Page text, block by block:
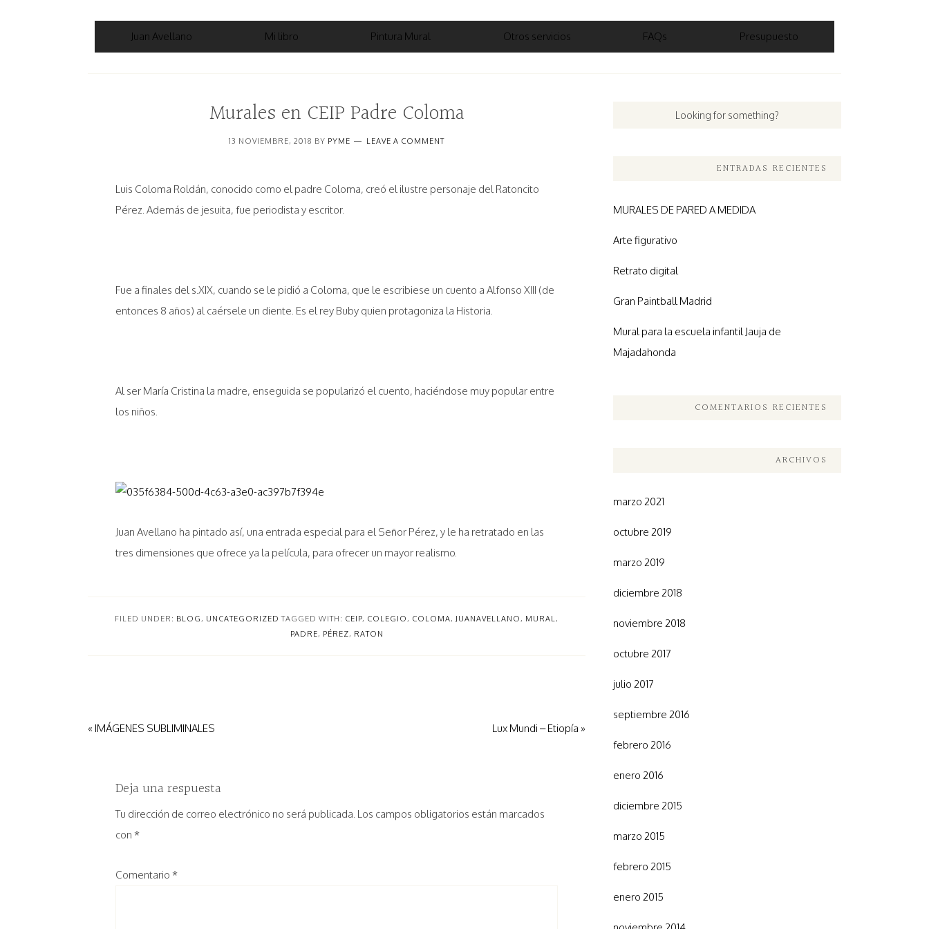
Juan Avellano Mi libro Pintura Mural Otros servicios FAQs Presupuesto
Murales en CEIP Padre Coloma
13 NOVIEMBRE, 2018 BY PYME LEAVE A COMMENT
Luis Coloma Roldán, conocido como el padre Coloma, creó el ilustre personaje del Ratoncito
Pérez. Además de jesuita, fue periodista y escritor.
Fue a finales del s.XIX, cuando se le pidió a Coloma, que le escribiese un cuento a Alfonso XIII (de
entonces 8 años) al caérsele un diente. Es el rey Buby quien protagoniza la Historia.
Al ser María Cristina la madre, enseguida se popularizó el cuento, haciéndose muy popular entre
los niños.
Juan Avellano ha pintado así, una entrada especial para el Señor Pérez, y le ha retratado en las
tres dimensiones que ofrece ya la película, para ofrecer un mayor realismo.
FILED UNDER: BLOG , UNCATEGORIZED TAGGED WITH: CEIP, COLEGIO , COLOMA, JUANAVELLANO , MURAL,
PADRE, PÉREZ, RATON
« IMÁGENES SUBLIMINALES Lux Mundi – Etiopía »
Deja una respuesta
Tu dirección de correo electrónico no será publicada. Los campos obligatorios están marcados
con *
Comentario *
ENTRADAS RECIENTES
MURALES DE PARED A MEDIDA
Arte figurativo
Retrato digital
Gran Paintball Madrid
Mural para la escuela infantil Jauja de
Majadahonda
COMENTARIOS RECIENTES
ARCHIVOS
marzo 2021
octubre 2019
marzo 2019
diciembre 2018
noviembre 2018
octubre 2017
julio 2017
septiembre 2016
febrero 2016
enero 2016
diciembre 2015
marzo 2015
febrero 2015
enero 2015